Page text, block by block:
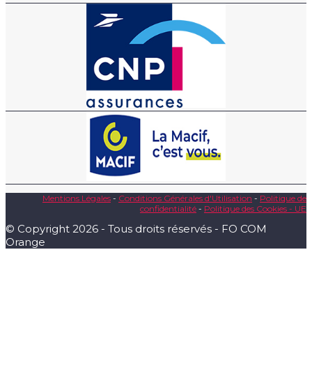
Mentions Légales - Conditions Générales d'Utilisation - Politique de
confidentialité - Politique des Cookies - UE
© Copyright 2026 - Tous droits réservés - FO COM
Orange